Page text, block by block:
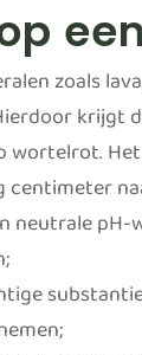
zoals
krijgt
wortelrot.